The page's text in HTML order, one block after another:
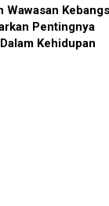
Wawasan
Pentingnya
Kehidupan